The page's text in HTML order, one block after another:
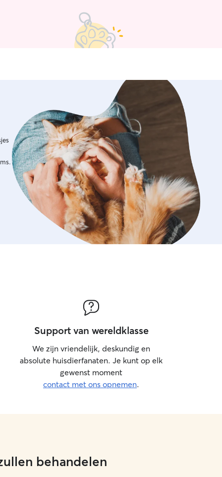
per week. Ik begin al vroeg in de
heb op maandag en vrijdag al het
uur! Op dinsdag, woensdag en
werk ik nog 2,5 uurtjes erbij van
zou ik het leuk vinden om de
te nemen naar de bos voor een
Support van wereldklasse
We zijn vriendelijk, deskundig en
absolute huisdierfanaten. Je kunt op elk
gewenst moment
contact met ons opnemen.
behandelen